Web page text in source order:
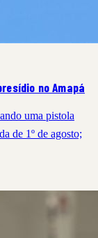
no Amapá
uma pistola
de 1º de agosto;